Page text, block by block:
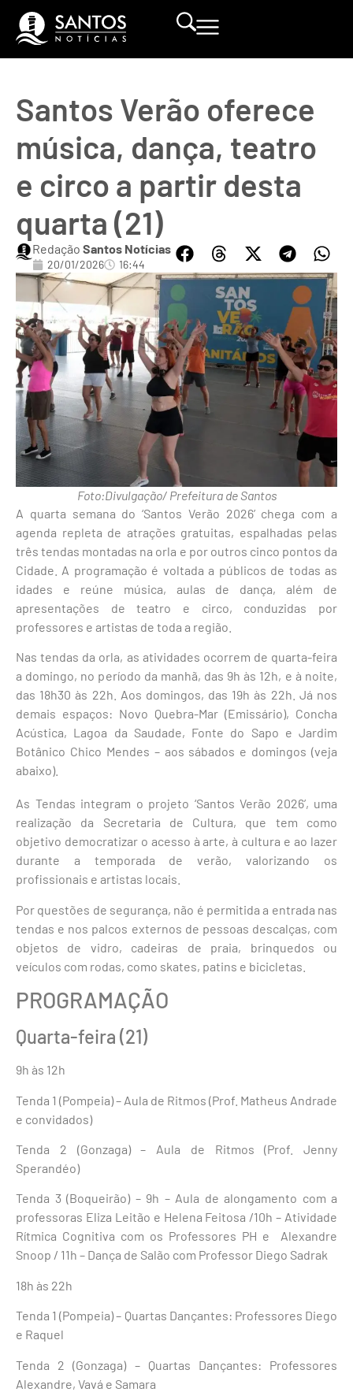
Santos Verão oferece
música, dança, teatro
e circo a partir desta
quarta (21)
Redação Santos Notícias
20/01/2026 16:44
Foto:Divulgação/ Prefeitura de Santos
A quarta semana do ‘Santos Verão 2026’ chega com a
agenda repleta de atrações gratuitas, espalhadas pelas
três tendas montadas na orla e por outros cinco pontos da
Cidade. A programação é voltada a públicos de todas as
idades e reúne música, aulas de dança, além de
apresentações de teatro e circo, conduzidas por
professores e artistas de toda a região.
Nas tendas da orla, as atividades ocorrem de quarta-feira
a domingo, no período da manhã, das 9h às 12h, e à noite,
das 18h30 às 22h. Aos domingos, das 19h às 22h. Já nos
demais espaços: Novo Quebra-Mar (Emissário), Concha
Acústica, Lagoa da Saudade, Fonte do Sapo e Jardim
Botânico Chico Mendes – aos sábados e domingos (veja
abaixo).
As Tendas integram o projeto ‘Santos Verão 2026’, uma
realização da Secretaria de Cultura, que tem como
objetivo democratizar o acesso à arte, à cultura e ao lazer
durante a temporada de verão, valorizando os
profissionais e artistas locais.
Por questões de segurança, não é permitida a entrada nas
tendas e nos palcos externos de pessoas descalças, com
objetos de vidro, cadeiras de praia, brinquedos ou
veículos com rodas, como skates, patins e bicicletas.
PROGRAMAÇÃO
Quarta-feira (21)
9h às 12h
Tenda 1 (Pompeia) – Aula de Ritmos (Prof. Matheus Andrade
e convidados)
Tenda 2 (Gonzaga) – Aula de Ritmos (Prof. Jenny
Sperandéo)
Tenda 3 (Boqueirão) – 9h – Aula de alongamento com a
professoras Eliza Leitão e Helena Feitosa /10h – Atividade
Rítmica Cognitiva com os Professores PH e Alexandre
Snoop / 11h – Dança de Salão com Professor Diego Sadrak
18h às 22h
Tenda 1 (Pompeia) – Quartas Dançantes: Professores Diego
e Raquel
Tenda 2 (Gonzaga) – Quartas Dançantes: Professores
Alexandre, Vavá e Samara